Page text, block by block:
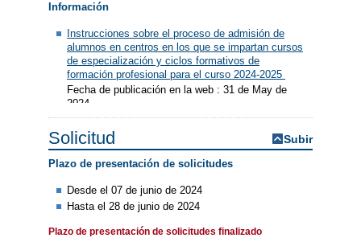
Información
Instrucciones sobre el proceso de admisión de
alumnos en centros en los que se impartan cursos
de especialización y ciclos formativos de
formación profesional para el curso 2024-2025
Fecha de publicación en la web : 31 de May de
2024
Solicitud Subir
Plazo de presentación de solicitudes
Desde el 07 de junio de 2024
Hasta el 28 de junio de 2024
Plazo de presentación de solicitudes finalizado